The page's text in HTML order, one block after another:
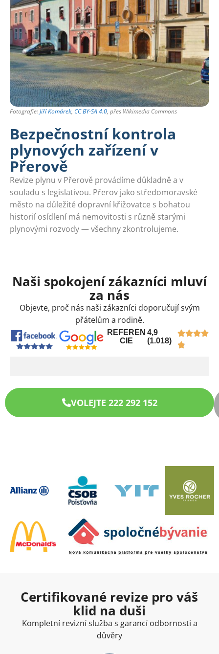
Fotografie:Jiří Komárek, CC BY-SA 4.0, přes Wikimedia Commons
Bezpečnostní kontrola
plynových zařízení v
Přerově
Revize plynu v Přerově provádíme důkladně a v
souladu s legislativou. Přerov jako středomoravské
město na důležité dopravní křižovatce s bohatou
historií osídlení má nemovitosti s různě starými
plynovými rozvody — všechny zkontrolujeme.
Naši spokojení zákazníci mluví
za nás
Objevte, proč nás naši zákazníci doporučují svým
přátelům a rodině.
REFEREN
CIE
4,9
(1.018)
VOLEJTE 222 292 152
Certifikované revize pro váš
klid na duši
Kompletní revizní služba s garancí odbornosti a
důvěry